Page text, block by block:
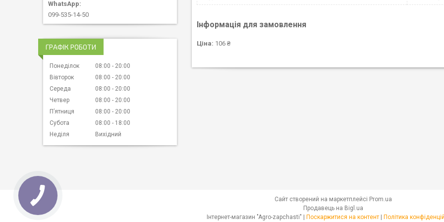
Інформація для замовлення
Ціна: 106 ₴
099-535-14-50
ГРАФІК РОБОТИ
Понеділок 08:00
20:00
Вівторок
08:00
20:00
Середа
08:00
20:00
Четвер
08:00
20:00
Пʼятниця
08:00
20:00
Субота
08:00
18:00
Неділя
Вихідний
Сайт створений на маркетплейсі Prom.ua
Продавець на Bigl.ua
Поскаржитися на контент Політика